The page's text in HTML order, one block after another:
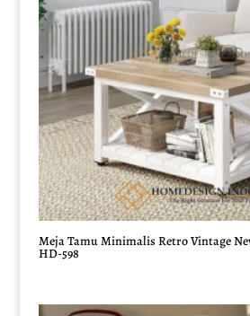
Meja Tamu Minimalis Retro Vintage
HD-598